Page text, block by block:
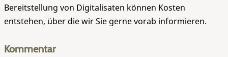
Bereitstellung von Digitalisaten können Kosten
entstehen, über die wir Sie gerne vorab informieren.
Kommentar